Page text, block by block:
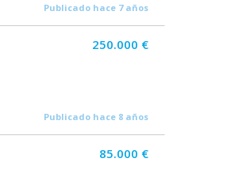
Publicado hace 7 años
250.000 €
Publicado hace 8 años
85.000 €